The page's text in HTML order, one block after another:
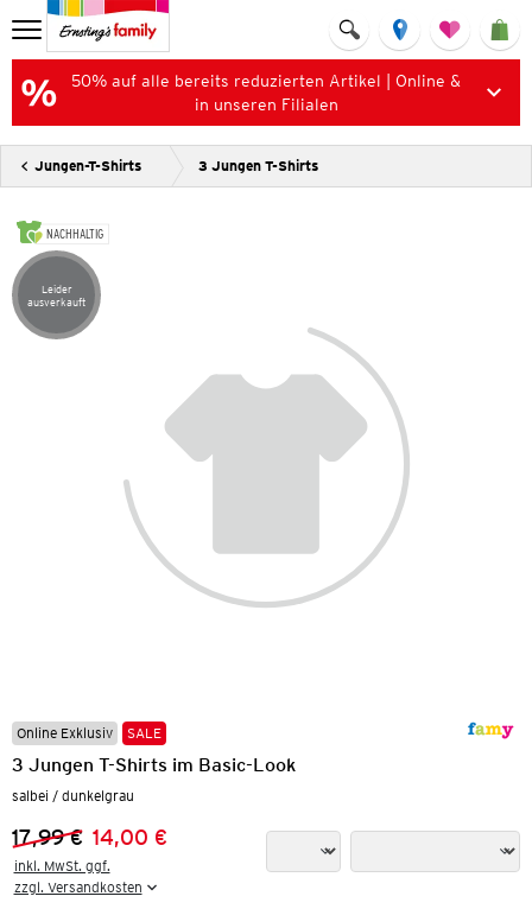
50% auf alle bereits reduzierten Artikel | Online &
in unseren Filialen
Jungen-T-Shirts 3 Jungen T-Shirts
NACHHALTIG
Artikel leider ausverkauft
Leider
ausverkauft
Online Exklusiv SALE
3 Jungen T-Shirts im Basic-Look
salbei / dunkelgrau
Vorheriger Preis:
17,99 €
Neuer Preis:
14,00 €
inkl. MwSt. ggf.
zzgl. Versandkosten